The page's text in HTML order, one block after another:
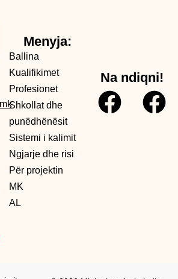
Menyja:
Ballina
Kualifikimet
Profesionet
Shkollat dhe
punëdhënësit
Sistemi i kalimit
Ngjarje dhe risi
Për projektin
MK
AL
Na ndiqni!